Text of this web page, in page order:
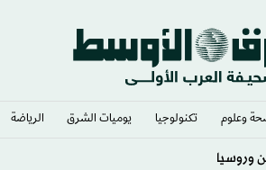
وعلوم تكنولوجيا يوميات الشرق​ الرياضة
وروسيا